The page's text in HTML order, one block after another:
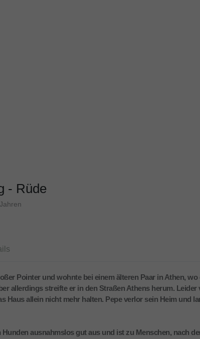
- Rüde
Pointer und wohnte bei einem älteren Paar in Athen,
allerdings streifte er in den Straßen Athens herum.
Haus allein nicht mehr halten. Pepe verlor sein Heim und
ausnahmslos gut aus und ist zu Menschen, nach